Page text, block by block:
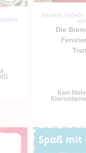
IN
Basteln, Fabeln,
Die
Kein